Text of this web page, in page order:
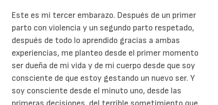
Este es mi tercer embarazo. Después de un primer
parto con violencia y un segundo parto respetado,
después de todo lo aprendido gracias a ambas
experiencias, me planteo desde el primer momento
ser dueña de mi vida y de mi cuerpo desde que soy
consciente de que estoy gestando un nuevo ser. Y
soy consciente desde el minuto uno, desde las